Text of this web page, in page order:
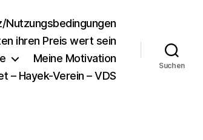
ihren Preis wert sein
Meine Motivation
– Hayek-Verein – VDS
Suchen